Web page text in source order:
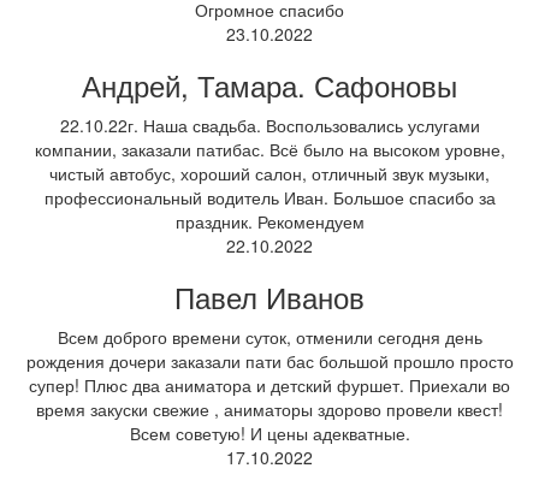
Огромное спасибо
23.10.2022
Андрей, Тамара. Сафоновы
22.10.22г. Наша свадьба. Воспользовались услугами
компании, заказали патибас. Всё было на высоком уровне,
чистый автобус, хороший салон, отличный звук музыки,
профессиональный водитель Иван. Большое спасибо за
праздник. Рекомендуем
22.10.2022
Павел Иванов
Всем доброго времени суток, отменили сегодня день
рождения дочери заказали пати бас большой прошло просто
супер! Плюс два аниматора и детский фуршет. Приехали во
время закуски свежие , аниматоры здорово провели квест!
Всем советую! И цены адекватные.
17.10.2022